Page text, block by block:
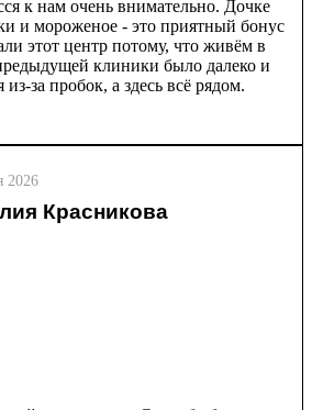
к нам очень внимательно. Дочке
и мороженое - это приятный бонус
этот центр потому, что живём в
клиники было далеко и
за пробок, а здесь всё рядом.
2026
Красникова